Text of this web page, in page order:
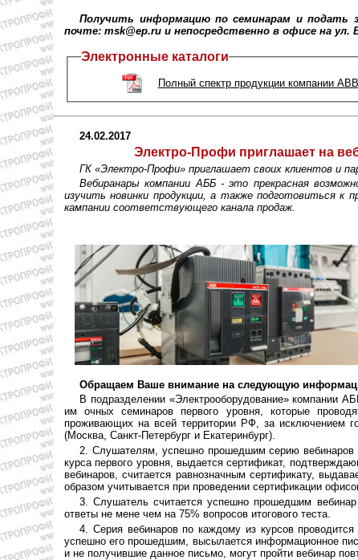
Получить информацию по семинарам и подать
почте: msk@ep.ru и непосредственно в офисе на ул.
Электронные каталоги
Полный спектр продукции компании ABB
24.02.2017
Электро-Профи приглашает на
ГК «Электро-Профи» приглашает своих клиентов и
Вебиранары компании AББ - это прекрасная
изучить новинки продукции, а также подготовиться
кампании соответствующего канала продаж.
Обращаем Ваше внимание на следующую
В подразделении «Электрооборудование» компании
им очных семинаров первого уровня, которые
проживающих на всей территории РФ, за исключением
(Москва, Санкт-Петербург и Екатеринбург).
2. Слушателям, успешно прошедшим серию вебинаров
курса первого уровня, выдается сертификат,
вебинаров, считается равнозначным сертификату,
образом учитывается при проведении сертификации
3. Слушатель считается успешно прошедшим
ответы не мене чем на 75% вопросов итогового теста.
4. Серия вебинаров по каждому из курсов
успешно его прошедшим, высылается информационное
и не получившие данное письмо, могут пройти вебинар